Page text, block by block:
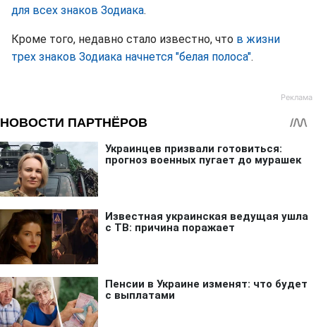
для всех знаков Зодиака.
Кроме того, недавно стало известно, что в жизни
трех знаков Зодиака начнется "белая полоса".